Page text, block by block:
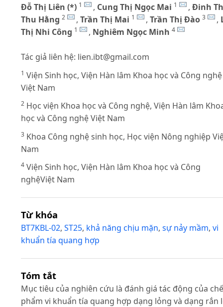
Đỗ Thị Liên (*) 1 , Cung Thị Ngọc Mai 1 , Đinh
Thu Hằng 2 , Trần Thị Mai 1 , Trần Thị Đào 3 ,
Thị Nhi Công 1 , Nghiêm Ngọc Minh 4
Tác giả liên hệ: lien.ibt@gmail.com
1 Viện Sinh học, Viện Hàn lâm Khoa học và Công nghệ
Việt Nam
2 Học viện Khoa học và Công nghệ, Viện Hàn lâm
học và Công nghệ Việt Nam
3 Khoa Công nghệ sinh học, Học viện Nông nghiệp
Nam
4 Viện Sinh học, Viện Hàn lâm Khoa học và Công
nghệViệt Nam
Từ khóa
BT7KBL-02, ST25, khả năng chịu mặn, sự nảy mầm, vi
khuẩn tía quang hợp
Tóm tắt
Mục tiêu của nghiên cứu là đánh giá tác động của chế
phẩm vi khuẩn tía quang hợp dạng lỏng và dạng rắn